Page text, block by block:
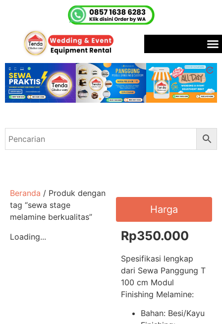
Beranda / Produk dengan
tag “sewa stage
melamine berkualitas”
Loading...
Harga
Rp350.000
Spesifikasi lengkap
dari Sewa Panggung T
100 cm Modul
Finishing Melamine:
Bahan: Besi/Kayu